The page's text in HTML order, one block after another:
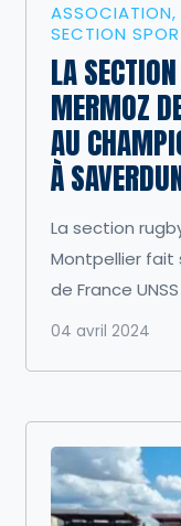
ASSOCIATION
SECTION
LA
MERMOZ
AU
À
La section
Montpellier fait
de France
04 avril 2024